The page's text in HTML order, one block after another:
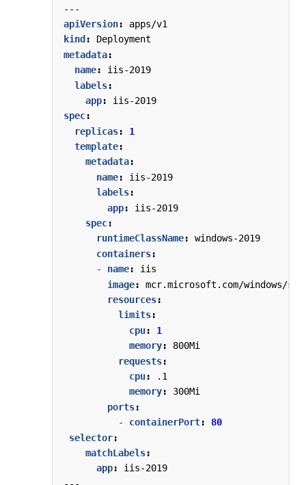
---
apiVersion:
apps/v1
kind :
Deployment
metadata:
name:
iis-2019
labels:
app:
iis-2019
spec:
replicas:
1
template:
metadata:
name:
iis-2019
labels:
app:
iis-2019
spec:
runtimeClassName:
windows-2019
containers:
- name:
iis
image:
mcr.microsoft.com/windows/
resources:
limits:
cpu:
1
memory:
800Mi
requests:
cpu:
.1
memory:
300Mi
ports:
- containerPort:
80
selector:
matchLabels:
app:
iis-2019